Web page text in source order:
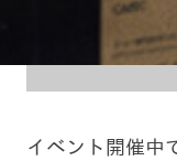
イベント開催中